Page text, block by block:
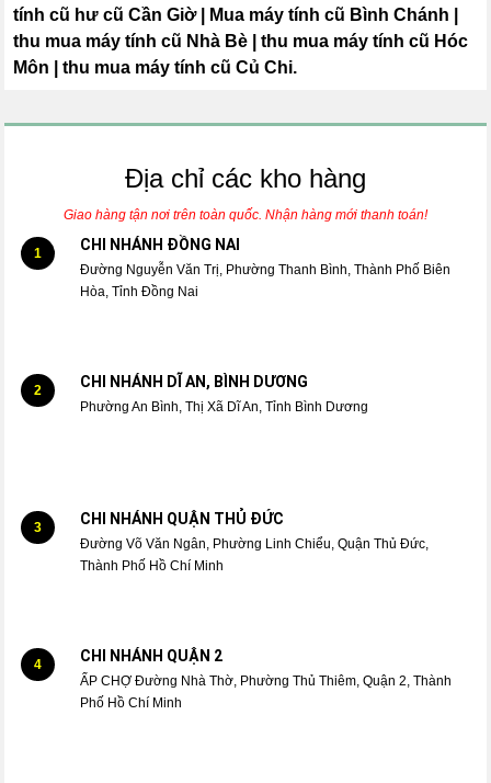
tính cũ hư cũ Cần Giờ
Mua máy tính cũ Bình Chánh
thu mua máy tính cũ Nhà Bè
thu mua máy tính cũ Hóc
Môn
|thu mua máy tính cũ Củ Chi.
Địa chỉ các kho hàng
Giao hàng tận nơi trên toàn quốc. Nhận hàng mới thanh toán!
1 CHI NHÁNH ĐỒNG NAI
Đường Nguyễn Văn Trị, Phường Thanh Bình, Thành Phố Biên
Hòa, Tỉnh Đồng Nai
2 CHI NHÁNH DĨ AN, BÌNH DƯƠNG
Phường An Bình, Thị Xã Dĩ An, Tỉnh Bình Dương
3 CHI NHÁNH QUẬN THỦ ĐỨC
Đường Võ Văn Ngân, Phường Linh Chiểu, Quận Thủ Đức,
Thành Phố Hồ Chí Minh
4 CHI NHÁNH QUẬN 2
ẤP CHỢ Đường Nhà Thờ, Phường Thủ Thiêm, Quận 2, Thành
Phố Hồ Chí Minh